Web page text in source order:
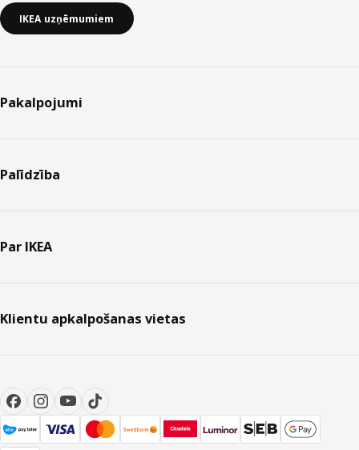
IKEA uzņēmumiem
Pakalpojumi
Palīdzība
Par IKEA
Klientu apkalpošanas vietas